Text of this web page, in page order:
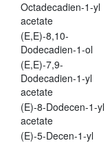
Octadecadien-1-yl
acetate
(E,E)-8,10-
Dodecadien-1-ol
(E,E)-7,9-
Dodecadien-1-yl
acetate
(E)-8-Dodecen-1-yl
acetate
(E)-5-Decen-1-yl